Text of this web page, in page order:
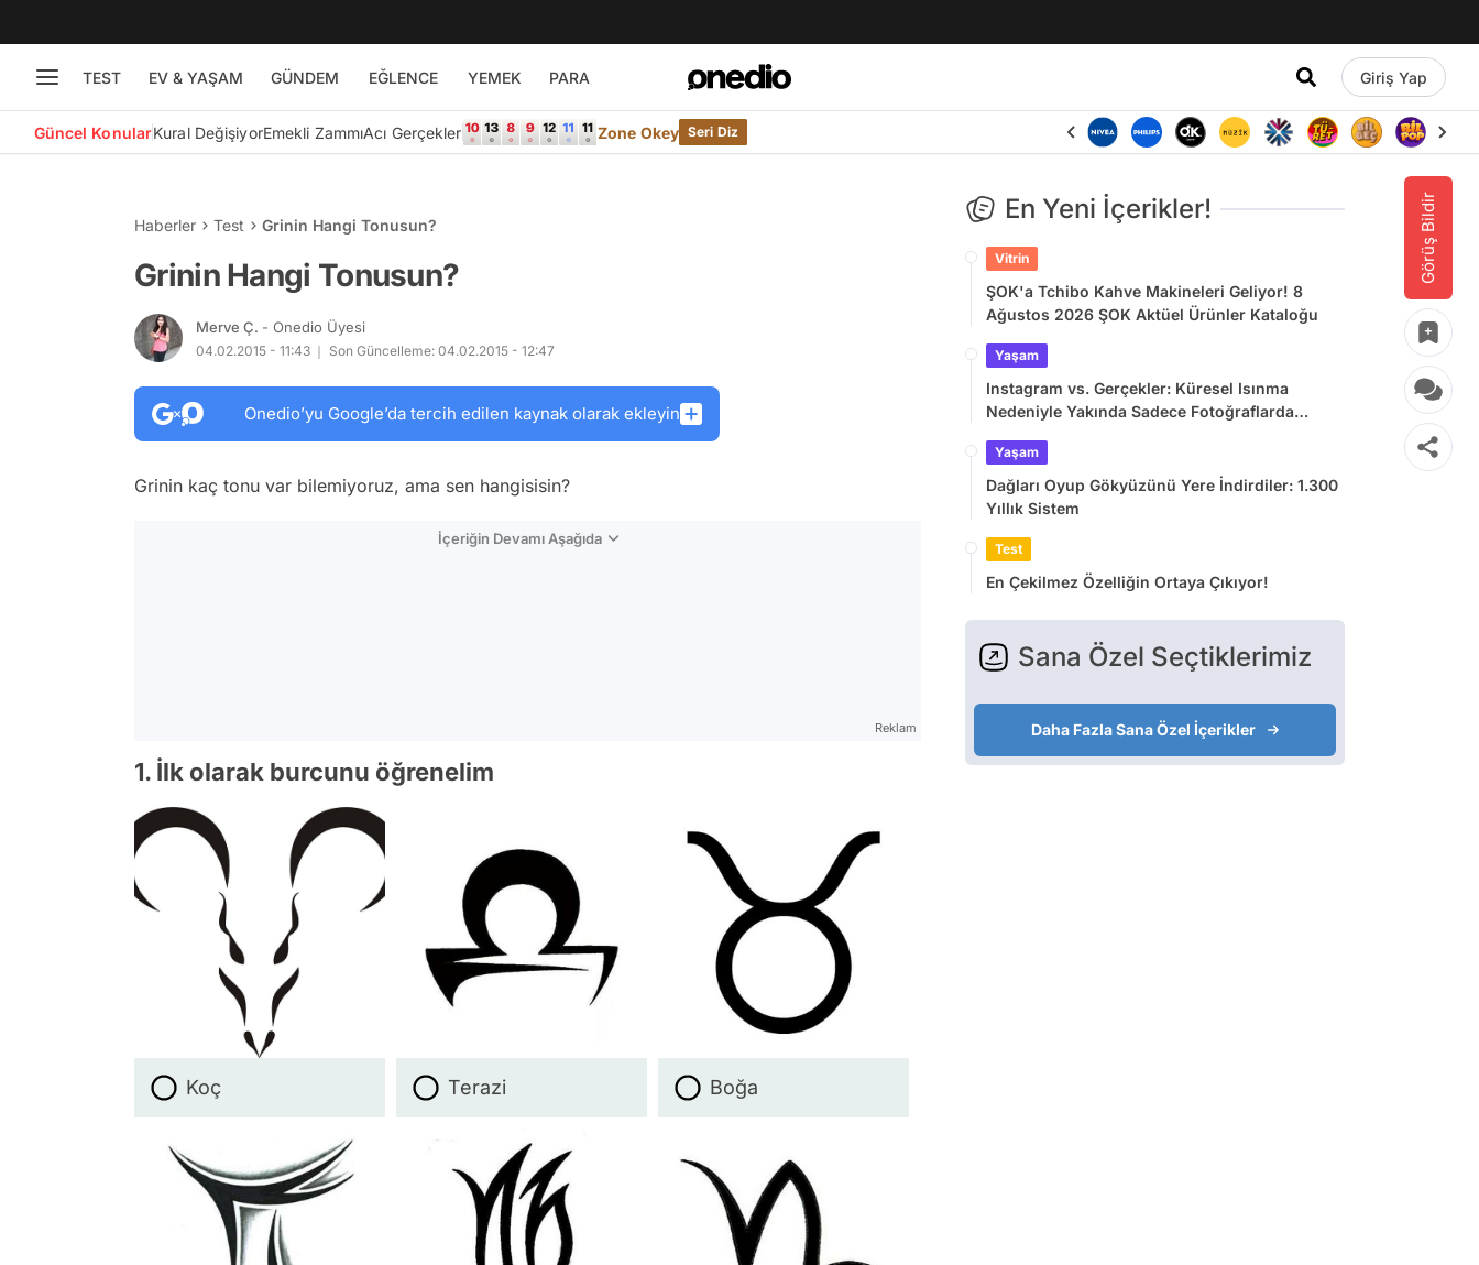
TEST EV & YAŞAM GÜNDEM EĞLENCE YEMEK PARA Giriş Yap
Güncel KonularKural DeğişiyorEmekli ZammıAcı Gerçekler Zone Okey Seri Diz
Görüş Bildir
Haberler Test Grinin Hangi Tonusun?
Grinin Hangi Tonusun?
Merve Ç. - Onedio Üyesi
04.02.2015 - 11:43 Son Güncelleme: 04.02.2015 - 12:47
Onedio’yu Google’da tercih edilen kaynak olarak ekleyin
Grinin kaç tonu var bilemiyoruz, ama sen hangisisin?
İçeriğin Devamı Aşağıda
Reklam
1. İlk olarak burcunu öğrenelim
Koç Terazi Boğa
En Yeni İçerikler!
Vitrin
ŞOK'a Tchibo Kahve Makineleri Geliyor! 8
Ağustos 2026 ŞOK Aktüel Ürünler Kataloğu
Yaşam
Instagram vs. Gerçekler: Küresel Isınma
Nedeniyle Yakında Sadece Fotoğraflarda
Yaşam
Dağları Oyup Gökyüzünü Yere İndirdiler: 1.300
Yıllık Sistem
Test
En Çekilmez Özelliğin Ortaya Çıkıyor!
Sana Özel Seçtiklerimiz
Daha Fazla Sana Özel İçerikler